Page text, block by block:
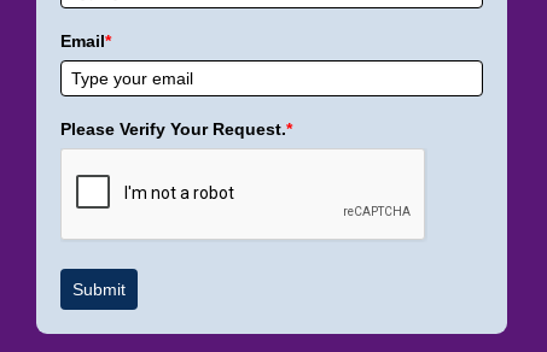
Email*
Please Verify Your Request.*
Submit